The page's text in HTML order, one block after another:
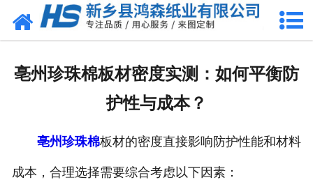
网站首页
亳州珍珠棉板材密度实测：如何平衡防
护性与成本？
亳州珍珠棉板材的密度直接影响防护性能和材料
成本，合理选择需要综合考虑以下因素：